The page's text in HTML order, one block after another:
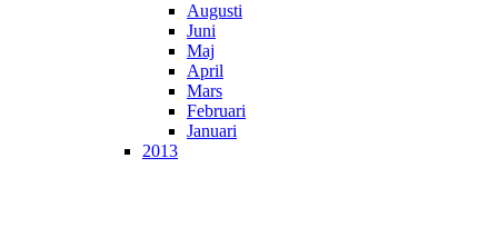
Augusti
Juni
Maj
April
Mars
Februari
Januari
2013